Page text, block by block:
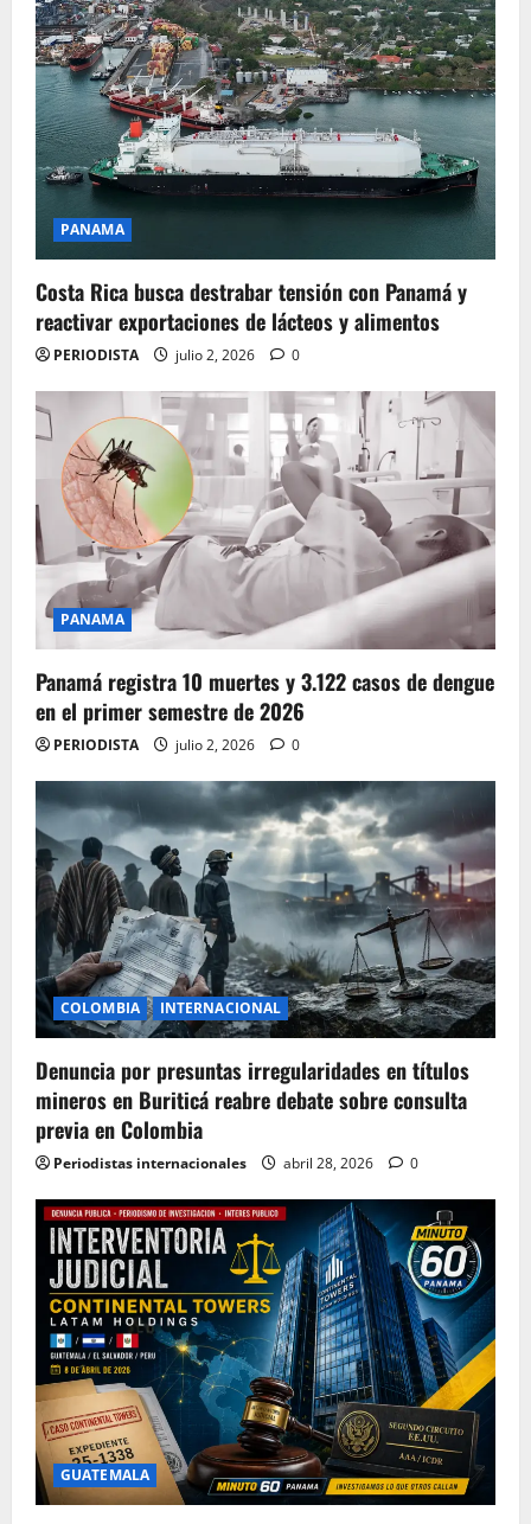
PANAMA
Costa Rica busca destrabar tensión con Panamá y
reactivar exportaciones de lácteos y alimentos
PERIODISTA julio 2, 2026 0
PANAMA
Panamá registra 10 muertes y 3.122 casos de dengue
en el primer semestre de 2026
PERIODISTA julio 2, 2026 0
COLOMBIA INTERNACIONAL
Denuncia por presuntas irregularidades en títulos
mineros en Buriticá reabre debate sobre consulta
previa en Colombia
Periodistas internacionales abril 28, 2026 0
GUATEMALA